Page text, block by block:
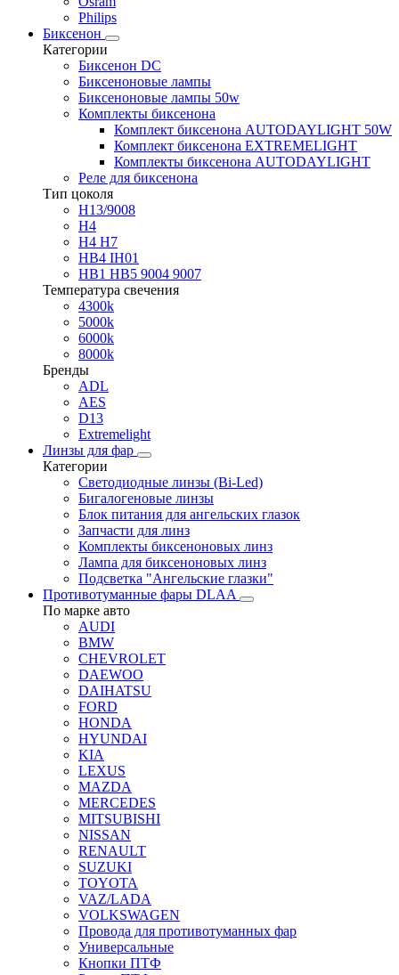
Philips
Биксенон
Категории
Биксенон DC
Биксеноновые лампы
Биксеноновые лампы 50w
Комплекты биксенона
Комплект биксенона AUTODAYLIGHT 50W
Комплект биксенона EXTREMELIGHT
Комплекты биксенона AUTODAYLIGHT
Реле для биксенона
Тип цоколя
H13/9008
H4
H4 H7
HB4 IH01
HB1 HB5 9004 9007
Температура свечения
4300k
5000k
6000k
8000k
Бренды
ADL
AES
D13
Extremelight
Линзы для фар
Категории
Светодиодные линзы (Bi-Led)
Бигалогеновые линзы
Блок питания для ангельских глазок
Запчасти для линз
Комплекты биксеноновых линз
Лампа для биксеноновых линз
Подсветка "Ангельские глазки"
Противотуманные фары DLAA
По марке авто
AUDI
BMW
CHEVROLET
DAEWOO
DAIHATSU
FORD
HONDA
HYUNDAI
KIA
LEXUS
MAZDA
MERCEDES
MITSUBISHI
NISSAN
RENAULT
SUZUKI
TOYOTA
VAZ/LADA
VOLKSWAGEN
Провода для противотуманных фар
Универсальные
Кнопки ПТФ